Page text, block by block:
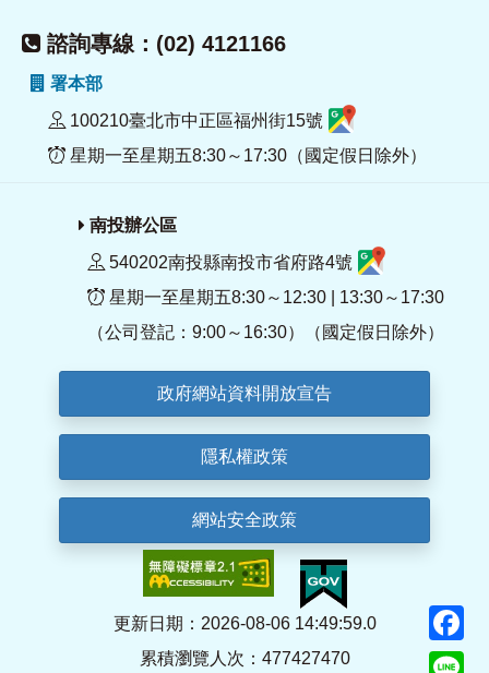
諮詢專線：(02) 4121166
署本部
100210臺北市中正區福州街15號
星期一至星期五8:30～17:30（國定假日除外）
南投辦公區
540202南投縣南投市省府路4號
星期一至星期五8:30～12:30 | 13:30～17:30
（公司登記：9:00～16:30）（國定假日除外）
政府網站資料開放宣告
隱私權政策
網站安全政策
更新日期：2026-08-06 14:49:59.0
累積瀏覽人次：477427470